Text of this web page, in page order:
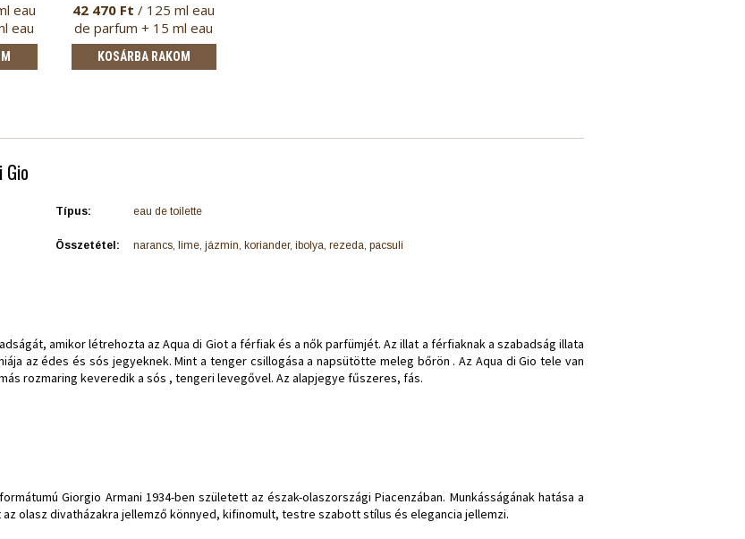
eau
eau
42 470 Ft / 125 ml eau
de parfum + 15 ml eau
de pa…
KOSÁRBA RAKOM
Típus: eau de toilette
Összetétel: narancs, lime, jázmin, koriander, ibolya, rezeda, pacsuli
amikor létrehozta az Aqua di Giot a férfiak és a nők parfümjét. Az illat a férfiaknak a szabadság illata
az édes és sós jegyeknek. Mint a tenger csillogása a napsütötte meleg bőrön . Az Aqua di Gio tele van
rozmaring keveredik a sós , tengeri levegővel. Az alapjegye fűszeres, fás.
Giorgio Armani 1934-ben született az észak-olaszországi Piacenzában. Munkásságának hatása a
olasz divatházakra jellemző könnyed, kifinomult, testre szabott stílus és elegancia jellemzi.